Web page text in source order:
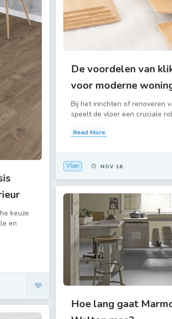
keuze
en
De voordelen van
voor moderne
Bij het inrichten of renoveren
speelt de vloer een cruciale
Read More
Vloer NOV 16
Hoe lang gaat